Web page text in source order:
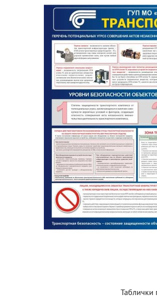
Таблички